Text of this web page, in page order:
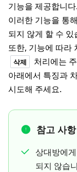
기능을 제공합니다.
이러한 기능을 통
되지 않게 할 수 있
또한, 기능에 따라
삭제
처리에는
아래에서 특징과
시도해 주세요.
참고 사항
상대방에게
되지 않습